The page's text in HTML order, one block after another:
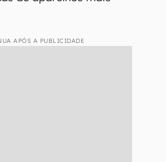
APÓS A PUBLICIDADE